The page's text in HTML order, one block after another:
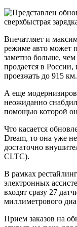
Впечатляет и
режиме авто может
заметно больше,
продается в
проезжать до 915 км.
А еще
неожиданно
помощью которой он
Что касается
Dream, то она уже
достаточно
CLTC).
В рамках
электронных
входят сразу 27
миллиметрового
Прием заказов на